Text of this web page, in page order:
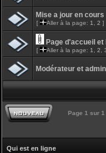
Mise a jour en cours
[ Aller à la page: 1 2 ]
Page d'accueil
[ Aller à la page: 1 2
Modérateur et
Page 1 sur 1
Qui est en ligne